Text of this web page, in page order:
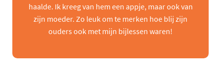
haalde. Ik kreeg van hem een appje, maar ook van
zijn moeder. Zo leuk om te merken hoe blij zijn
ouders ook met mijn bijlessen waren!